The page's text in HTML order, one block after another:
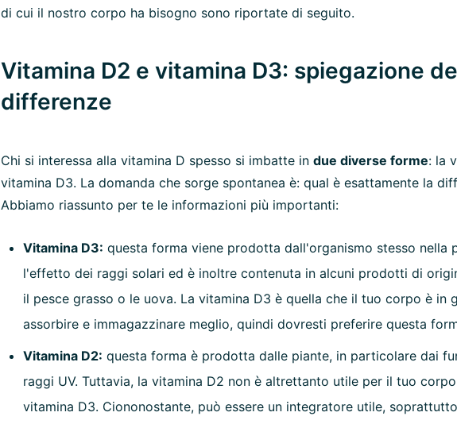
di cui il nostro corpo ha bisogno sono riportate di seguito.
Vitamina D2 e vitamina D3: spiegazione
differenze
Chi si interessa alla vitamina D spesso si imbatte in due diverse forme: la
vitamina D3. La domanda che sorge spontanea è: qual è esattamente la
Abbiamo riassunto per te le informazioni più importanti:
Vitamina D3: questa forma viene prodotta dall'organismo stesso nella
l'effetto dei raggi solari ed è inoltre contenuta in alcuni prodotti di
il pesce grasso o le uova. La vitamina D3 è quella che il tuo corpo è in
assorbire e immagazzinare meglio, quindi dovresti preferire questa
Vitamina D2: questa forma è prodotta dalle piante, in particolare dai
raggi UV. Tuttavia, la vitamina D2 non è altrettanto utile per il tuo
vitamina D3. Ciononostante, può essere un integratore utile,